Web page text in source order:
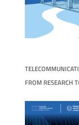
FROM RESEARCH